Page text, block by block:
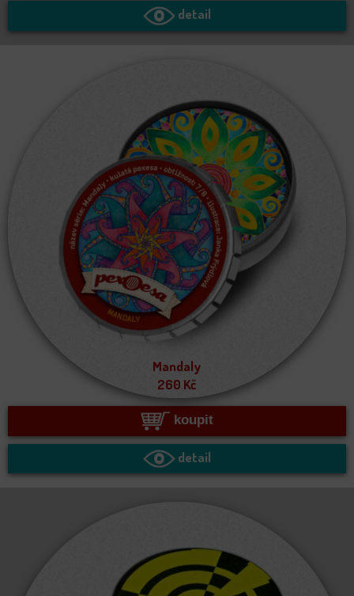
detail
Mandaly
260 Kč
koupit
detail